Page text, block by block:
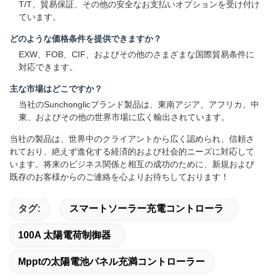
T/T、貿易保証、その他の安全なお支払いオプションを受け付け
ています。
どのような価格条件を提供できますか？
EXW、FOB、CIF、およびその他のさまざまな国際貿易条件に
対応できます。
主な市場はどこですか？
当社のSunchonglicブランド製品は、東南アジア、アフリカ、中
東、およびその他の世界市場に広く輸出されています。
当社の製品は、世界中のクライアントから広く認められ、信頼さ
れており、絶えず進化する経済的および社会的ニーズに対応して
います。将来のビジネス関係と相互の成功のために、新規および
既存のお客様からのご連絡を心よりお待ちしております！
タグ: スマートソーラー充電コントローラ
100A 太陽電荷制御器
Mpptの太陽電池パネル充満コントローラー